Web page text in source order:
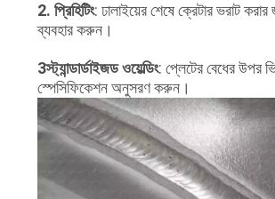
2. প্রিহিটিং: ঢালাইয়ের শেষে ক্রেটার ভরাট
ব্যবহার করুন।
3স্ট্যান্ডার্ডাইজড ওয়েল্ডিং: প্লেটের বেধের উপর
স্পেসিফিকেশন অনুসরণ করুন।